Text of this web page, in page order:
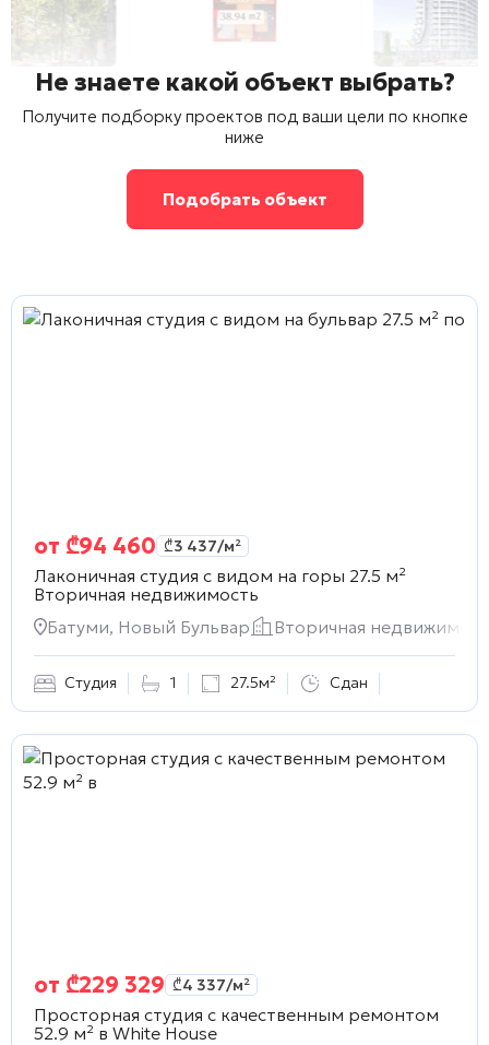
Не знаете какой объект выбрать?
Получите подборку проектов под ваши цели по кнопке
ниже
Подобрать объект
от ₾94 460 ₾3 437/м²
Лаконичная студия с видом на горы 27.5 м²
Вторичная недвижимость
Батуми, Новый Бульвар
Вторичная
Студия 1 27.5м² Сдан
от ₾229 329 ₾4 337/м²
Просторная студия с качественным ремонтом
52.9 м² в White House